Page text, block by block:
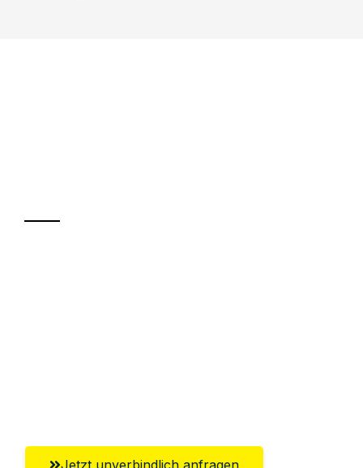
Jetzt unverbindlich anfragen